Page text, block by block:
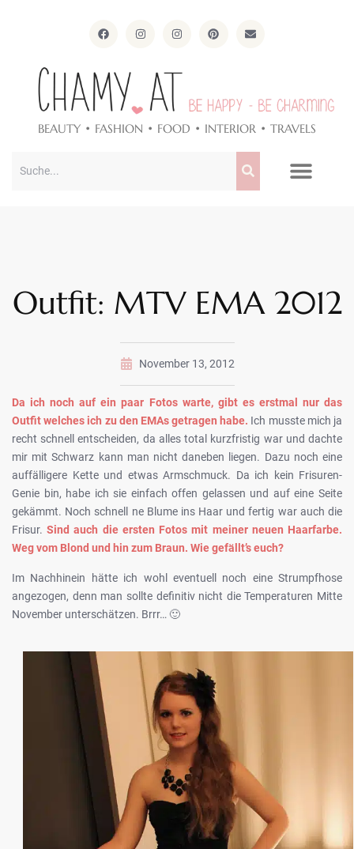
BEAUTY • FASHION • FOOD • INTERIOR • TRAVELS
Outfit: MTV EMA 2012
November 13, 2012
Da ich noch auf ein paar Fotos warte, gibt es erstmal nur das
Outfit welches ich zu den EMAs getragen habe. Ich musste mich ja
recht schnell entscheiden, da alles total kurzfristig war und dachte
mir mit Schwarz kann man nicht daneben liegen. Dazu noch eine
auffälligere Kette und etwas Armschmuck. Da ich kein Frisuren-
Genie bin, habe ich sie einfach offen gelassen und auf eine Seite
gekämmt. Noch schnell ne Blume ins Haar und fertig war auch die
Frisur. Sind auch die ersten Fotos mit meiner neuen Haarfarbe.
Weg vom Blond und hin zum Braun. Wie gefällt’s euch?
Im Nachhinein hätte ich wohl eventuell noch eine Strumpfhose
angezogen, denn man sollte definitiv nicht die Temperaturen Mitte
November unterschätzen. Brrr… 🙂